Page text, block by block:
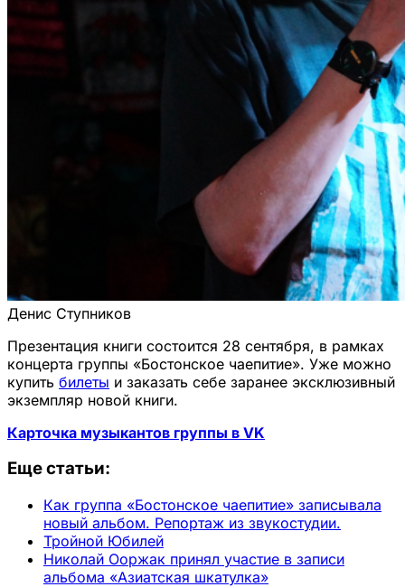
Денис Ступников
Презентация книги состоится 28 сентября, в рамках
концерта группы «Бостонское чаепитие». Уже можно
купить билеты и заказать себе заранее эксклюзивный
экземпляр новой книги.
Карточка музыкантов группы в VK
Еще статьи:
Как группа «Бостонское чаепитие» записывала
новый альбом. Репортаж из звукостудии.
Тройной Юбилей
Николай Ооржак принял участие в записи
альбома «Азиатская шкатулка»